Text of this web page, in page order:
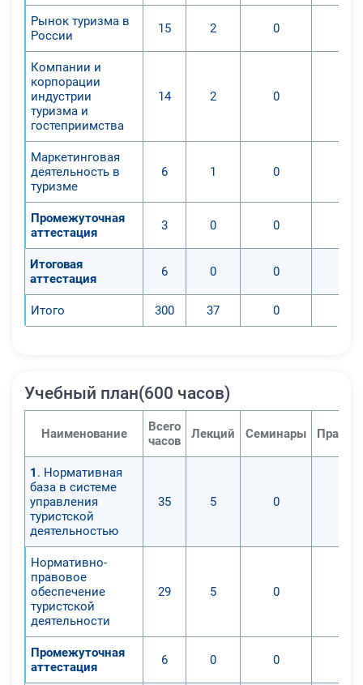
Рынок туризма в
России
15 2 0
Компании и
корпорации
индустрии
туризма и
гостеприимства
14 2 0
Маркетинговая
деятельность в
туризме
6 1 0
Промежуточная
аттестация
3 0 0
Итоговая
аттестация
6 0 0
Итого 300 37 0
Учебный план(600 часов)
Наименование
Всего
часов
Лекций Семинары
1 . Нормативная
база в системе
управления
туристской
деятельностью
35 5 0
Нормативно-
правовое
обеспечение
туристской
деятельности
29 5 0
Промежуточная
аттестация
6 0 0